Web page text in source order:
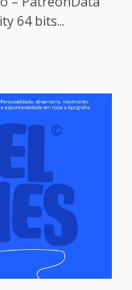
64 bits...